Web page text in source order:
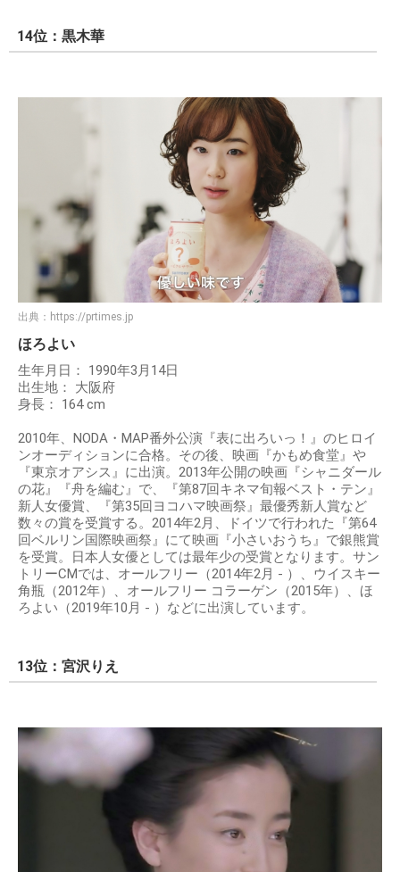
14位：黒木華
出典： https://prtimes.jp
ほろよい
生年月日： 1990年3月14日
出生地： 大阪府
身長： 164 cm
2010年、NODA・MAP番外公演『表に出ろいっ！』のヒロイ
ンオーディションに合格。その後、映画『かもめ食堂』や
『東京オアシス』に出演。2013年公開の映画『シャニダール
の花』『舟を編む』で、『第87回キネマ旬報ベスト・テン』
新人女優賞、『第35回ヨコハマ映画祭』最優秀新人賞など
数々の賞を受賞する。2014年2月、ドイツで行われた『第64
回ベルリン国際映画祭』にて映画『小さいおうち』で銀熊賞
を受賞。日本人女優としては最年少の受賞となります。サン
トリーCMでは、オールフリー（2014年2月 - ）、ウイスキー
角瓶（2012年）、オールフリー コラーゲン（2015年）、ほ
ろよい（2019年10月 - ）などに出演しています。
13位：宮沢りえ